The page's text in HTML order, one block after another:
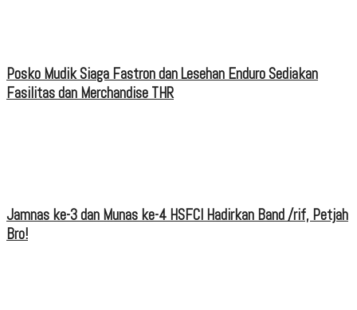
Posko Mudik Siaga Fastron dan Lesehan Enduro Sediakan
Fasilitas dan Merchandise THR
Jamnas ke-3 dan Munas ke-4 HSFCI Hadirkan Band /rif, Petjah
Bro!